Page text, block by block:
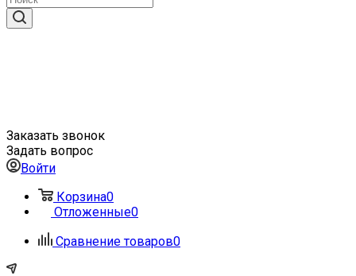
Заказать звонок
Задать вопрос
Войти
Корзина0
Отложенные0
Сравнение товаров0